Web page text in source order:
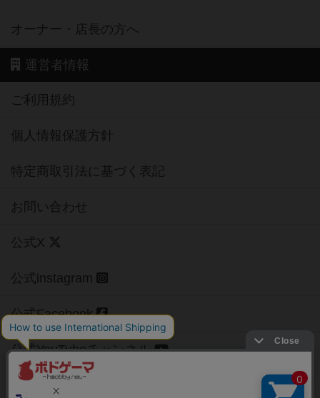
オーナー・店長の方へ
運営者情報
ご利用規約
個人情報保護方針
特定商取引法に基づく表記
お問い合わせ
公式X
公式instagram
公式Facebook
公式YouTubeチャンネル